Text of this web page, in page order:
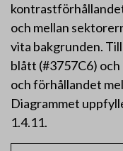
och mellan
vita bakgrunden.
blått (#3757C6)
och förhållandet
Diagrammet
1.4.11.